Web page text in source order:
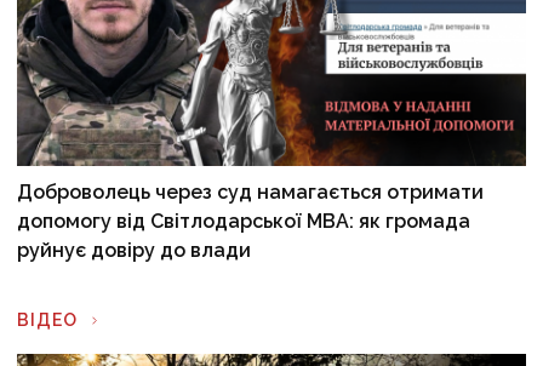
Доброволець через суд намагається отримати
допомогу від Світлодарської МВА: як громада
руйнує довіру до влади
ВІДЕО